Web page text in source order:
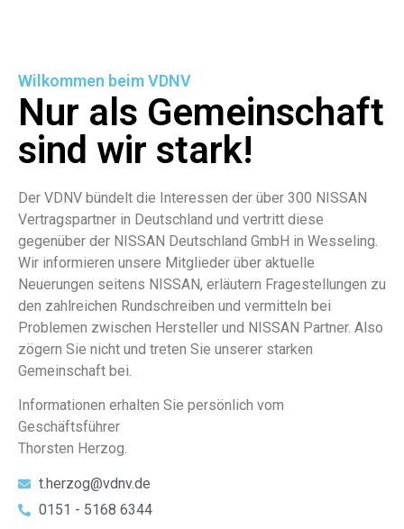
Wilkommen beim VDNV
Nur als Gemeinschaft
sind wir stark!
Der VDNV bündelt die Interessen der über 300 NISSAN
Vertragspartner in Deutschland und vertritt diese
gegenüber der NISSAN Deutschland GmbH in Wesseling.
Wir informieren unsere Mitglieder über aktuelle
Neuerungen seitens NISSAN, erläutern Fragestellungen zu
den zahlreichen Rundschreiben und vermitteln bei
Problemen zwischen Hersteller und NISSAN Partner. Also
zögern Sie nicht und treten Sie unserer starken
Gemeinschaft bei.
Informationen erhalten Sie persönlich vom
Geschäftsführer
Thorsten Herzog.
t.herzog@vdnv.de
0151 - 5168 6344